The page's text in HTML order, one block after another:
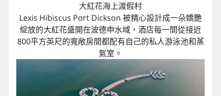
大紅花海上渡假村
Lexis Hibiscus Port Dickson 被精心設計成一朵嬌艷
綻放的大紅花盛開在波德申水域，酒店每一間從接近
800平方英尺的寬敞房間都配有自己的私人游泳池和蒸
氣室。